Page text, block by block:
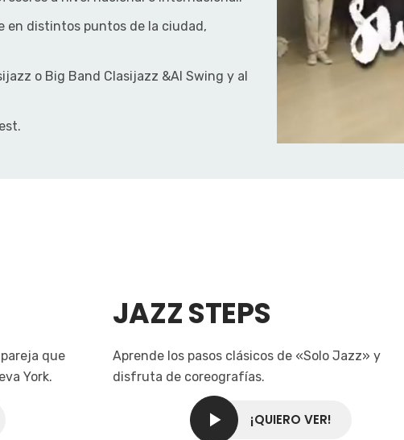
en distintos puntos de la ciudad,
o Big Band Clasijazz &Al Swing y al
que
York.
JAZZ STEPS
Aprende los pasos clásicos de «Solo Jazz» y
disfruta de coreografías.
¡QUIERO VER!